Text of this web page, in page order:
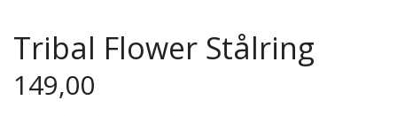
Tribal Flower Stålring
149,00